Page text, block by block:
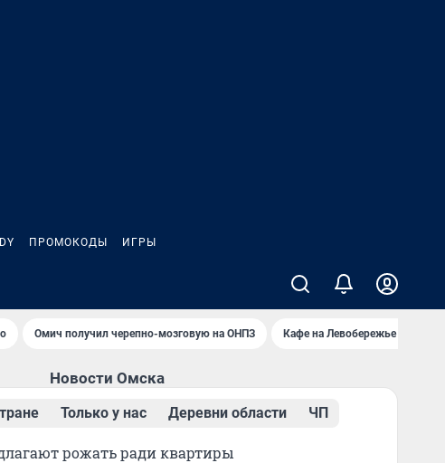
ПРОМОКОДЫ ИГРЫ
Омич получил черепно-мозговую на ОНПЗ Кафе на Левобережье
Новости Омска
Только у нас Деревни области ЧП
рожать ради квартиры